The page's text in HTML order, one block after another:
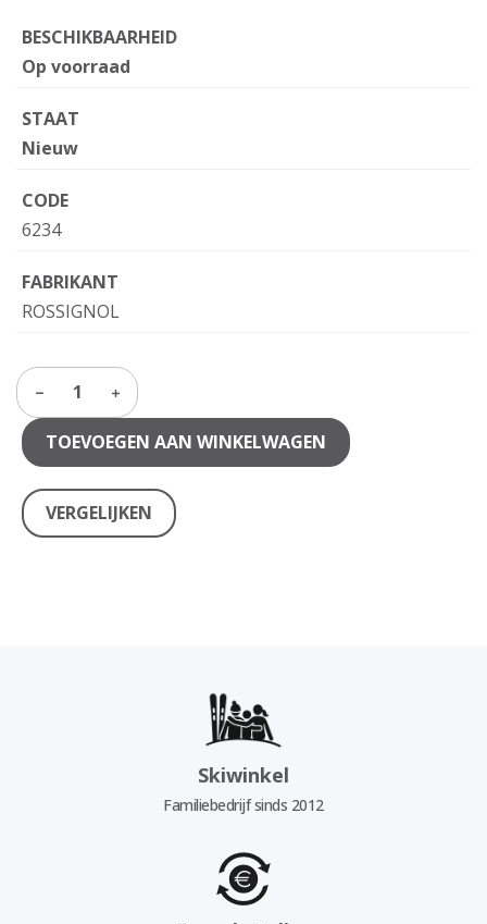
BESCHIKBAARHEID
Op voorraad
STAAT
Nieuw
CODE
6234
FABRIKANT
ROSSIGNOL
1
TOEVOEGEN AAN WINKELWAGEN
VERGELIJKEN
Skiwinkel
Familiebedrijf sinds 2012